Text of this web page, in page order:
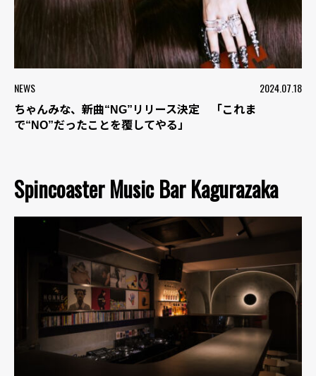
NEWS 2024.07.18
ちゃんみな、新曲“NG”リリース決定 「これま
で“NO”だったことを覆してやる」
Spincoaster Music Bar Kagurazaka